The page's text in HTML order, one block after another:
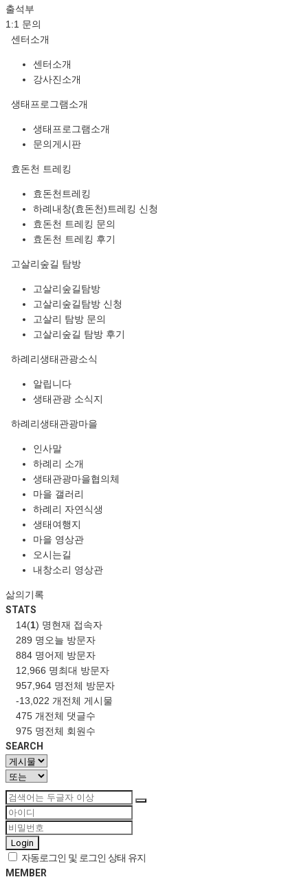
출석부
1:1 문의
센터소개
센터소개
강사진소개
생태프로그램소개
생태프로그램소개
문의게시판
효돈천 트레킹
효돈천트레킹
하례내창(효돈천)트레킹 신청
효돈천 트레킹 문의
효돈천 트레킹 후기
고살리숲길 탐방
고살리숲길탐방
고살리숲길탐방 신청
고살리 탐방 문의
고살리숲길 탐방 후기
하례리생태관광소식
알립니다
생태관광 소식지
하례리생태관광마을
인사말
하례리 소개
생태관광마을협의체
마을 갤러리
하례리 자연식생
생태여행지
마을 영상관
오시는길
내창소리 영상관
삶의기록
STATS
14(1) 명현재 접속자
289 명 오늘 방문자
884 명어제 방문자
12,966 명최대 방문자
957,964 명전체 방문자
-13,022 개전체 게시물
475 개전체 댓글수
975 명전체 회원수
SEARCH
Login
자동로그인 및 로그인 상태 유지
MEMBER